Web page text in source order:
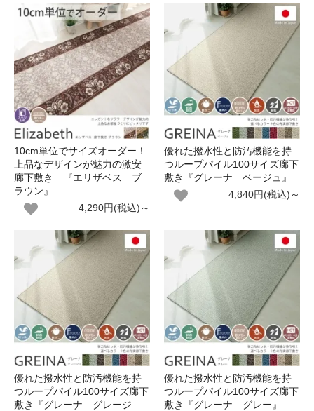
10cm単位でサイズオーダー！
上品なデザインが魅力の激安
廊下敷き 『エリザベス ブ
ラウン』
4,290円(税込)～
優れた撥水性と防汚機能を持
つループパイル100サイズ廊下
敷き『グレーナ ベージュ』
4,840円(税込)～
優れた撥水性と防汚機能を持
つループパイル100サイズ廊下
敷き『グレーナ グレージ
優れた撥水性と防汚機能を持
つループパイル100サイズ廊下
敷き『グレーナ グレー』